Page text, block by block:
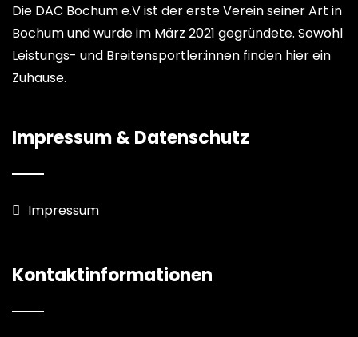
Die DAC Bochum e.V ist der erste Verein seiner Art in
Bochum und wurde im März 2021 gegründete. Sowohl
Leistungs- und Breitensportler:innen finden hier ein
Zuhause.
Impressum & Datenschutz
Impressum
Kontaktinformationen